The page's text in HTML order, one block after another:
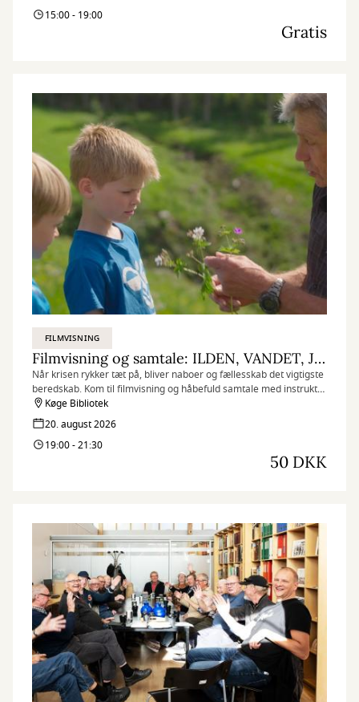
15:00 - 19:00
Gratis
FILMVISNING
Filmvisning og samtale: ILDEN, VANDET, JORDEN, LUFTEN
Når krisen rykker tæt på, bliver naboer og fællesskab det vigtigste
beredskab. Kom til filmvisning og håbefuld samtale med instruktør
Phie Ambo og lokale grønne aktører.
Køge Bibliotek
20. august 2026
19:00 - 21:30
50 DKK